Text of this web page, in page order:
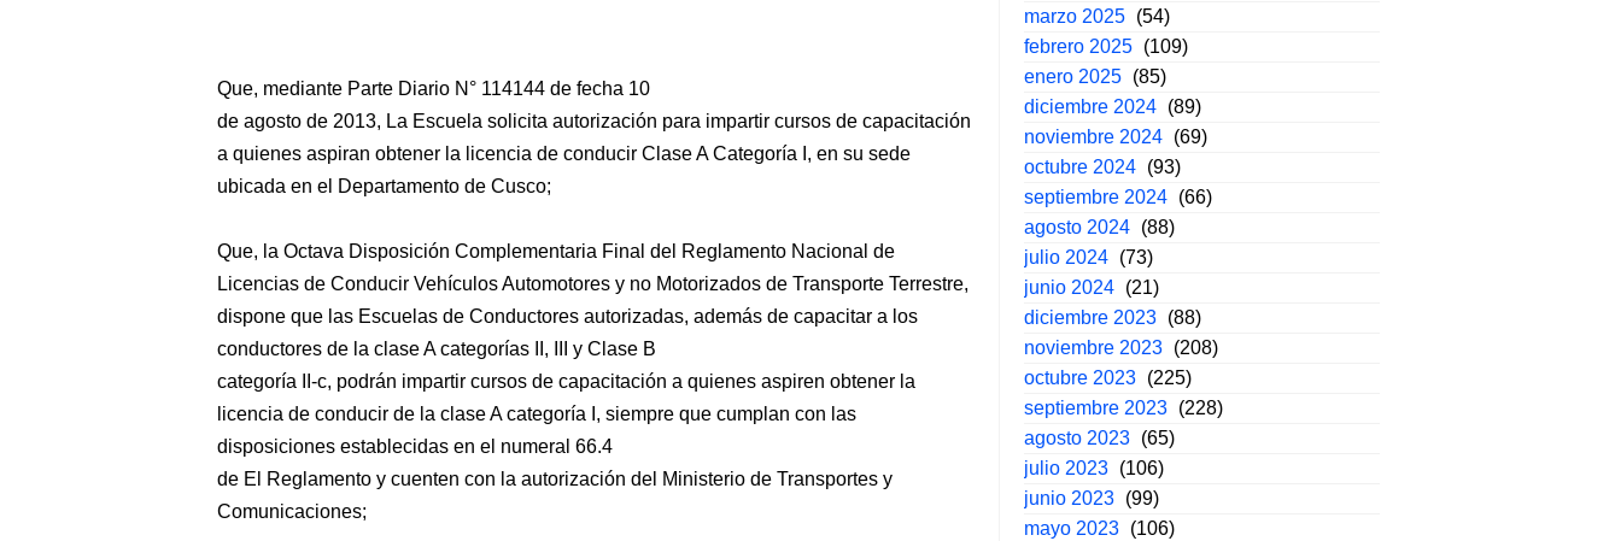
Que, mediante Parte Diario N° 114144 de fecha 10
de agosto de 2013, La Escuela solicita autorización para impartir cursos de capacitación
a quienes aspiran obtener la licencia de conducir Clase A Categoría I, en su sede
ubicada en el Departamento de Cusco;
Que, la Octava Disposición Complementaria Final del Reglamento Nacional de
Licencias de Conducir Vehículos Automotores y no Motorizados de Transporte Terrestre,
dispone que las Escuelas de Conductores autorizadas, además de capacitar a los
conductores de la clase A categorías II, III y Clase B
categoría II-c, podrán impartir cursos de capacitación a quienes aspiren obtener la
licencia de conducir de la clase A categoría I, siempre que cumplan con las
disposiciones establecidas en el numeral 66.4
de El Reglamento y cuenten con la autorización del Ministerio de Transportes y
Comunicaciones;
marzo 2025 (54)
febrero 2025 (109)
enero 2025 (85)
diciembre 2024 (89)
noviembre 2024 (69)
octubre 2024 (93)
septiembre 2024 (66)
agosto 2024 (88)
julio 2024 (73)
junio 2024 (21)
diciembre 2023 (88)
noviembre 2023 (208)
octubre 2023 (225)
septiembre 2023 (228)
agosto 2023 (65)
julio 2023 (106)
junio 2023 (99)
mayo 2023 (106)